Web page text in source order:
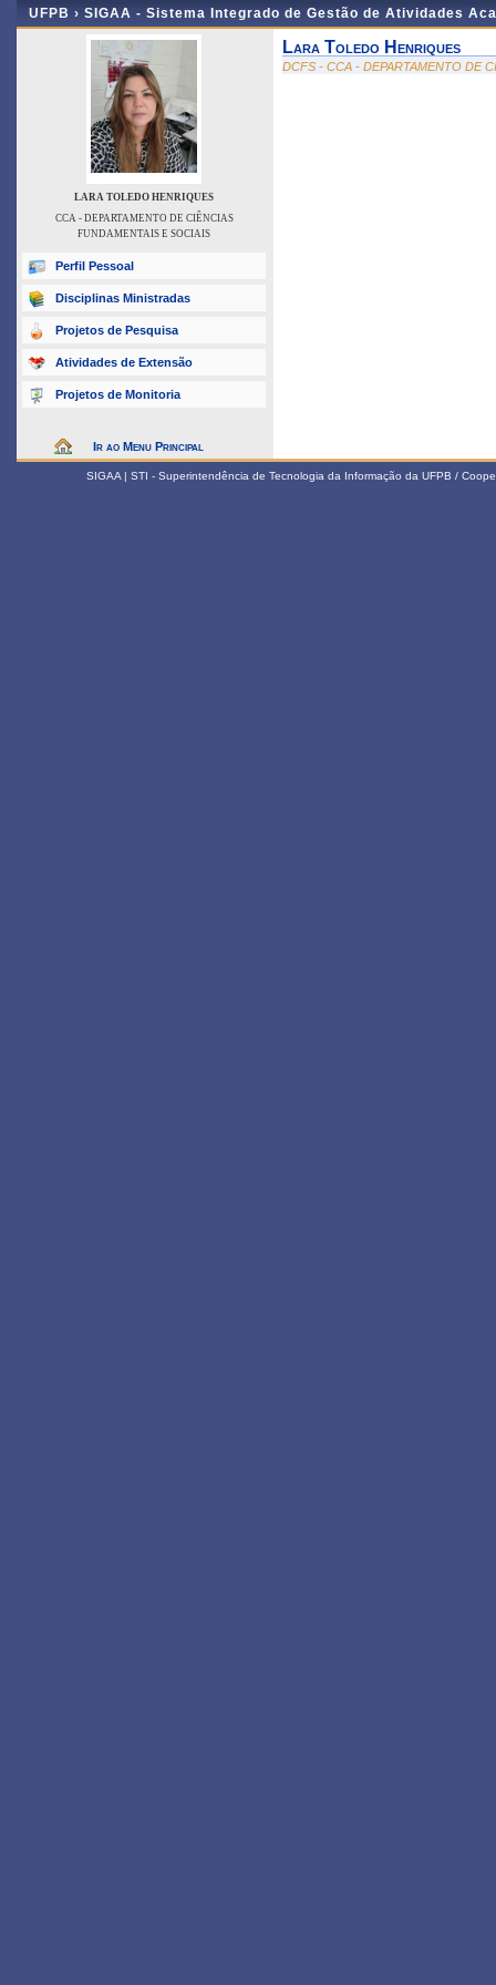
UFPB › SIGAA - Sistema Integrado de Gestão de Atividades
LARA TOLEDO HENRIQUES
CCA - DEPARTAMENTO DE CIÊNCIAS
FUNDAMENTAIS E SOCIAIS
Perfil Pessoal
Disciplinas Ministradas
Projetos de Pesquisa
Atividades de Extensão
Projetos de Monitoria
Ir ao Menu Principal
Lara Toledo Henriques
DCFS - CCA - DEPARTAMENTO DE
SIGAA | STI - Superintendência de Tecnologia da Informação da UFPB /